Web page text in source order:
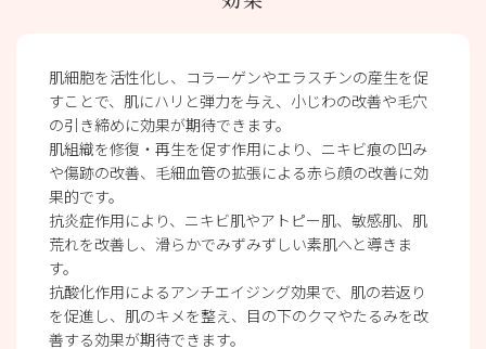
肌細胞を活性化し、コラーゲンやエラスチンの産生を促
すことで、肌にハリと弾力を与え、小じわの改善や毛穴
の引き締めに効果が期待できます。
肌組織を修復・再生を促す作用により、ニキビ痕の凹み
や傷跡の改善、毛細血管の拡張による赤ら顔の改善に効
果的です。
抗炎症作用により、ニキビ肌やアトピー肌、敏感肌、肌
荒れを改善し、滑らかでみずみずしい素肌へと導きま
す。
抗酸化作用によるアンチエイジング効果で、肌の若返り
を促進し、肌のキメを整え、目の下のクマやたるみを改
善する効果が期待できます。